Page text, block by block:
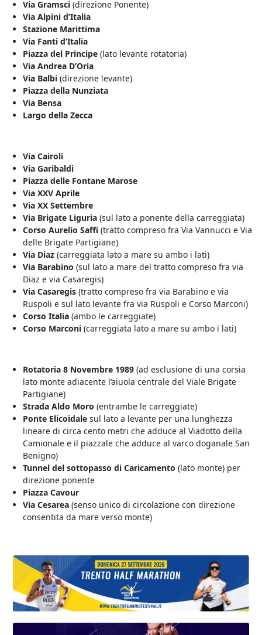
Via Gramsci(direzione Ponente)
Via Alpini d’Italia
Stazione Marittima
Via Fanti d’Italia
Piazza del Principe(lato levante rotatoria)
Via Andrea D’Oria
Via Balbi(direzione levante)
Piazza della Nunziata
Via Bensa
Largo della Zecca
Via Cairoli
Via Garibaldi
Piazza delle Fontane Marose
Via XXV Aprile
Via XX Settembre
Via Brigate Liguria(sul lato a ponente della carreggiata)
Corso Aurelio Saffi (tratto compreso fra Via Vannucci e Via
delle Brigate Partigiane)
Via Diaz(carreggiata lato a mare su ambo i lati)
Via Barabino (sul lato a mare del tratto compreso fra via
Diaz e via Casaregis)
Via Casaregis(tratto compreso fra via Barabino e via
Ruspoli e sul lato levante fra via Ruspoli e Corso Marconi)
Corso Italia(ambo le carreggiate)
Corso Marconi(carreggiata lato a mare su ambo i lati)
Rotatoria 8 Novembre 1989(ad esclusione di una corsia
lato monte adiacente l’aiuola centrale del Viale Brigate
Partigiane)
Strada Aldo Moro (entrambe le carreggiate)
Ponte Elicoidalesul lato a levante per una lunghezza
lineare di circa cento metri che adduce al Viadotto della
Camionale e il piazzale che adduce al varco doganale San
Benigno)
Tunnel del sottopasso di Caricamento (lato monte) per
direzione ponente
Piazza Cavour
Via Cesarea(senso unico di circolazione con direzione
consentita da mare verso monte)